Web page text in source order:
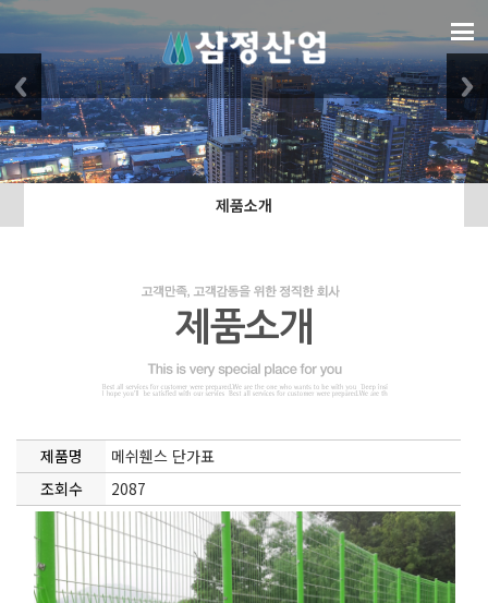
제품소개
제품소개
제품명
메쉬휀스 단가표
조회수
2087